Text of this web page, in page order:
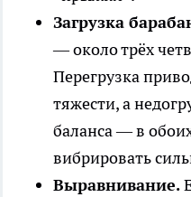
Загрузка
— около трёх
Перегрузка
тяжести, а
баланса — в
вибрировать
Выравнивание.